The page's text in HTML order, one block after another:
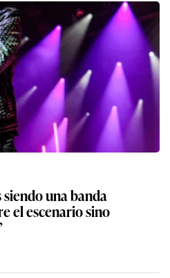
una banda
el escenario sino